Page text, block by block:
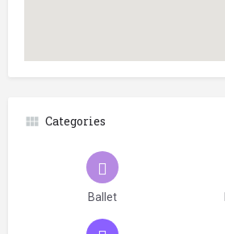
Categories
Ballet